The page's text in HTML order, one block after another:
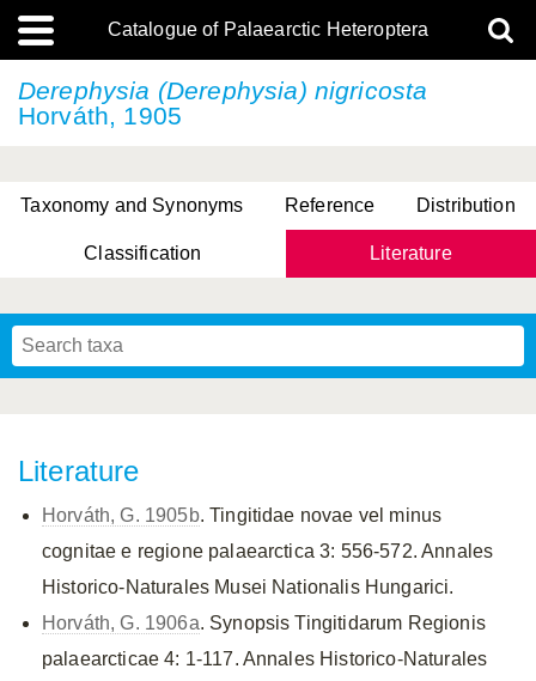
Catalogue of Palaearctic Heteroptera
Derephysia (Derephysia) nigricosta
Horváth, 1905
Taxonomy and Synonyms Reference Distribution
Classification Literature
Literature
Horváth, G. 1905b. Tingitidae novae vel minus
cognitae e regione palaearctica 3: 556-572. Annales
Historico-Naturales Musei Nationalis Hungarici.
Horváth, G. 1906a. Synopsis Tingitidarum Regionis
palaearcticae 4: 1-117. Annales Historico-Naturales